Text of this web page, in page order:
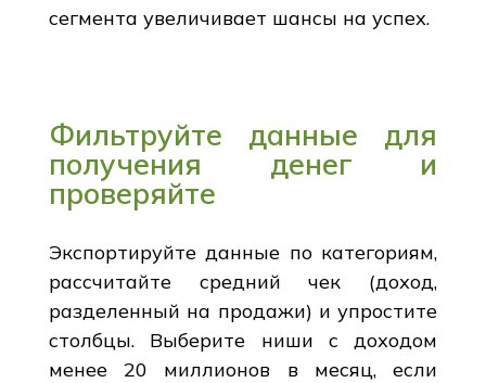
сегмента увеличивает шансы на успех.
Фильтруйте данные для
получения денег и
проверяйте
Экспортируйте данные по категориям,
рассчитайте средний чек (доход,
разделенный на продажи) и упростите
столбцы. Выберите ниши с доходом
менее 20 миллионов в месяц, если